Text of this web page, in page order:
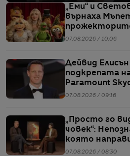
„Еми“ и
върнаха
07.08.2026 / 10:06
Дейвид Елисън
подкрепата
Paramount
WBD
07.08.2026 / 09:16
„Просто го
човек“:
която
07.08.2026 / 08:30